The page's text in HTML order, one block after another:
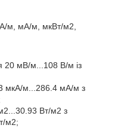
м, мА/м, мкВт/м2,
20 мВ/м...108 В/м із
мкА/м...286.4 мА/м з
м2...30.93 Вт/м2 з
м2;